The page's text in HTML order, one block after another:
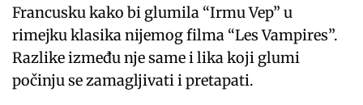
Francusku kako bi glumila “Irmu Vep” u
rimejku klasika nijemog filma “Les Vampires”.
Razlike između nje same i lika koji glumi
počinju se zamagljivati i pretapati.